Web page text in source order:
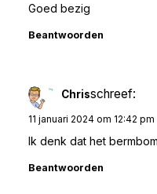
Goed bezig
Beantwoorden
Chrisschreef:
11 januari 2024 om 12:42 pm
Ik denk dat het
Beantwoorden